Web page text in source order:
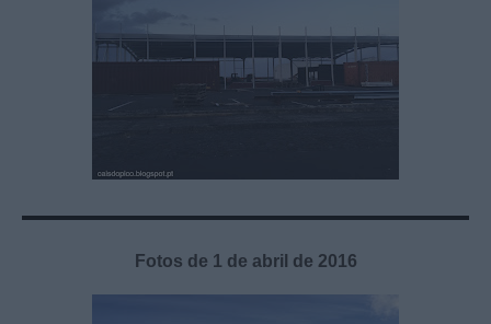
Fotos de 1 de abril de 2016